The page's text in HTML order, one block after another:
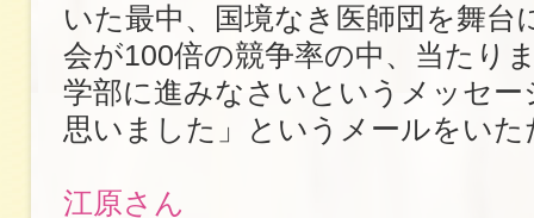
いた最中、国境なき医師団を舞台
会が100倍の競争率の中、当たり
学部に進みなさいというメッセ
思いました」というメールをい
江原さん